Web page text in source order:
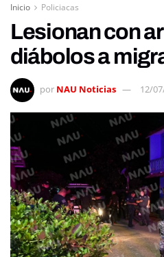
Inicio Policiacas
Lesionan con
diábolos a
por NAU Noticias 12/